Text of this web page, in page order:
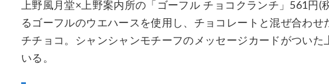
上野風月堂×上野案内所の「ゴーフル チョコクランチ」561円(
るゴーフルのウエハースを使用し、チョコレートと混ぜ合わ
チチョコ。シャンシャンモチーフのメッセージカードがついた
いる。